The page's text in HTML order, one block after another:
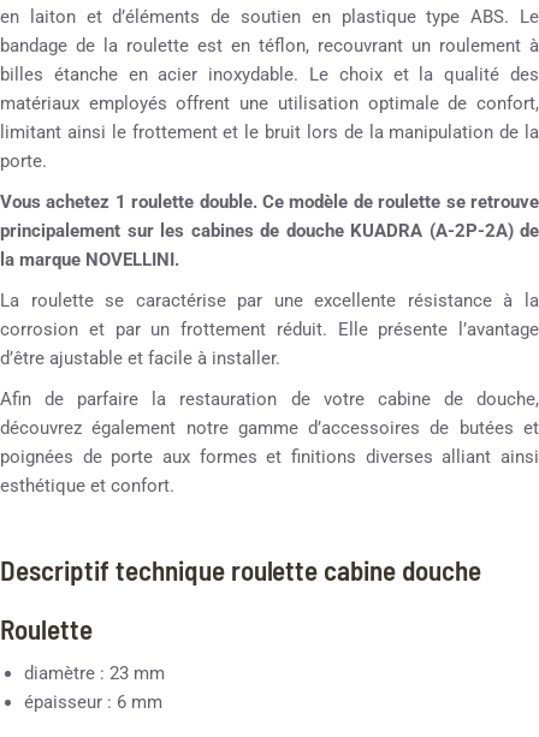
en laiton et d’éléments de soutien en plastique type ABS. Le
bandage de la roulette est en téflon, recouvrant un roulement à
billes étanche en acier inoxydable. Le choix et la qualité des
matériaux employés offrent une utilisation optimale de confort,
limitant ainsi le frottement et le bruit lors de la manipulation de la
porte.
Vous achetez 1 roulette double. Ce modèle de roulette se retrouve
principalement sur les cabines de douche KUADRA (A-2P-2A) de
la marque NOVELLINI.
La roulette se caractérise par une excellente résistance à la
corrosion et par un frottement réduit. Elle présente l’avantage
d’être ajustable et facile à installer.
Afin de parfaire la restauration de votre cabine de douche,
découvrez également notre gamme d’accessoires de butées et
poignées de porte aux formes et finitions diverses alliant ainsi
esthétique et confort.
Descriptif technique roulette cabine douche
Roulette
diamètre : 23 mm
épaisseur : 6 mm